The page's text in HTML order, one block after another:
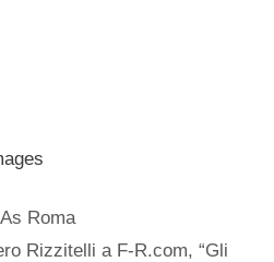
Roma
Rizzitelli a F-R.com, “Gli